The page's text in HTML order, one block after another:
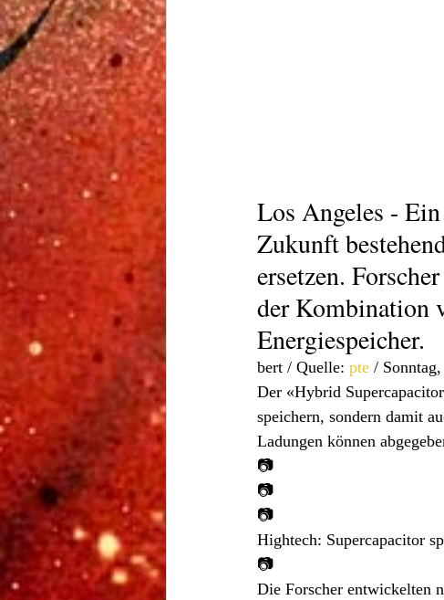
Los Angeles -
Zukunft
ersetzen.
der Kombination
Energiespeicher.
bert / Quelle: pte /
Der «Hybrid
speichern, sondern damit
Ladungen können
📷
📷
📷
Hightech: Supercapacitor
📷
Die Forscher entwickelten